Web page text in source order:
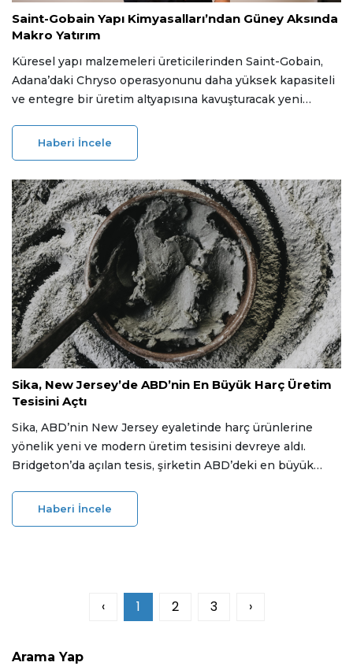
Saint-Gobain Yapı Kimyasalları’ndan Güney Aksında
Makro Yatırım
Küresel yapı malzemeleri üreticilerinden Saint-Gobain,
Adana’daki Chryso operasyonunu daha yüksek kapasiteli
ve entegre bir üretim altyapısına kavuşturacak yeni
üzerinde yükselecek tesisin yıl sonuna kadar devreye
alınması planlanıyor.
Haberi İncele
21 Mayıs 2026
Sika, New Jersey’de ABD’nin En Büyük Harç Üretim
Tesisini Açtı
Sika, ABD’nin New Jersey eyaletinde harç ürünlerine
yönelik yeni ve modern üretim tesisini devreye aldı.
Bridgeton’da açılan tesis, şirketin ABD’deki en büyük
Haberi İncele
‹ 1 2 3 ›
Arama Yap